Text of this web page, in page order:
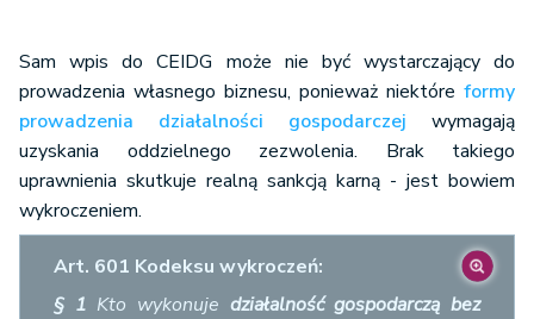
Sam wpis do CEIDG może nie być wystarczający do
prowadzenia własnego biznesu, ponieważ niektóre formy
prowadzenia działalności gospodarczej wymagają
uzyskania oddzielnego zezwolenia. Brak takiego
uprawnienia skutkuje realną sankcją karną - jest bowiem
wykroczeniem.
Art. 601 Kodeksu wykroczeń:
§ 1 Kto wykonuje działalność gospodarczą bez